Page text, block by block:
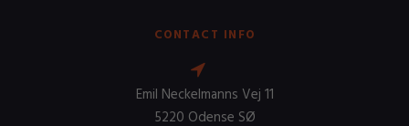
CONTACT INFO
Emil Neckelmanns Vej 11
5220 Odense SØ